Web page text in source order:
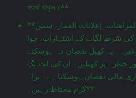
সতর্ক থাকুন।**
**جميع أنواع إعلانات المراهنات، إعلانات القمار، سبين
شرط لگانے کے اشتہارات، جوا
یہ کھیل نقصان دہ ہوسکتے
خطرے پر کھیلیں۔ ان کی لت لگ
مالی نقصان ہوسکتا ہے۔ براہ
کرم محتاط رہیں۔**